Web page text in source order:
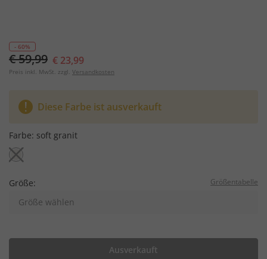
- 60%
€ 59,99 € 23,99
Preis inkl. MwSt. zzgl. Versandkosten
Diese Farbe ist ausverkauft
Farbe: soft granit
Größe: Größentabelle
Größe wählen
Ausverkauft